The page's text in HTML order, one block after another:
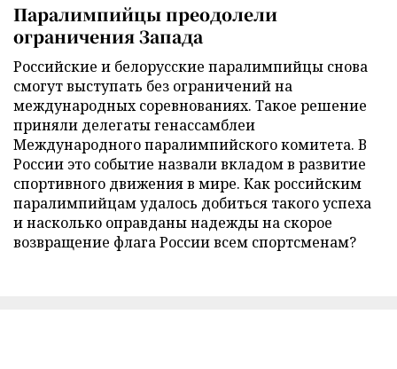
Паралимпийцы преодолели
ограничения Запада
Российские и белорусские паралимпийцы снова
смогут выступать без ограничений на
международных соревнованиях. Такое решение
приняли делегаты генассамблеи
Международного паралимпийского комитета. В
России это событие назвали вкладом в развитие
спортивного движения в мире. Как российским
паралимпийцам удалось добиться такого успеха
и насколько оправданы надежды на скорое
возвращение флага России всем спортсменам?